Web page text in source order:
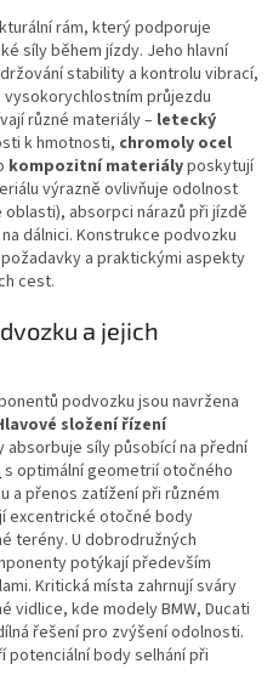
rám, který podporuje
síly během jízdy. Jeho hlavní
stability a kontrolu vibrací,
průjezdu
různé materiály – letecký
k hmotnosti, chromoly ocel
kompozitní materiályposkytují
výrazně ovlivňuje odolnost
absorpci nárazů při jízdě
dálnici. Konstrukce podvozku
a praktickými aspekty
cest.
a jejich
podvozku jsou navržena
složení řízení
síly působící na přední
s optimální geometrií otočného
a přenos zatížení při různém
excentrické otočné body
terény. U dobrodružných
potýkají především
Kritická místa zahrnují sváry
vidlice, kde modely BMW, Ducati
řešení pro zvýšení odolnosti.
potenciální body selhání při